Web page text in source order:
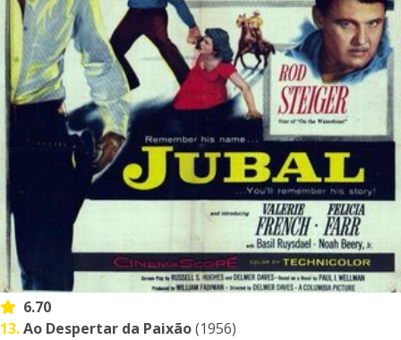
6.70
13.Ao Despertar da Paixão(1956)